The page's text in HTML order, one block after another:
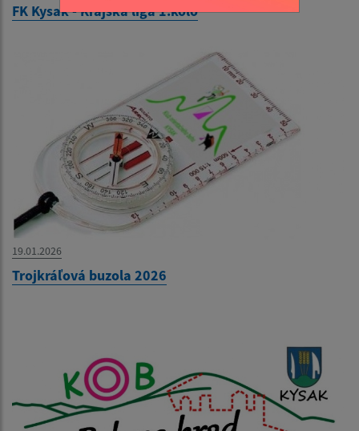
FK Kysak - Krajská liga 1.kolo
19.01.2026
Trojkráľová buzola 2026